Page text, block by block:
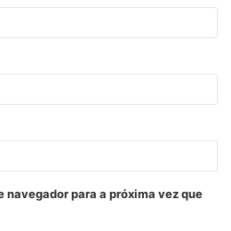
navegador para a próxima vez que